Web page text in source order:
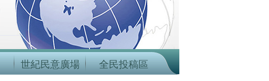
世紀民意廣場 全民投稿區